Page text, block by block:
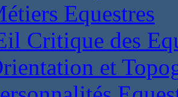
Equestres
Critique des
et